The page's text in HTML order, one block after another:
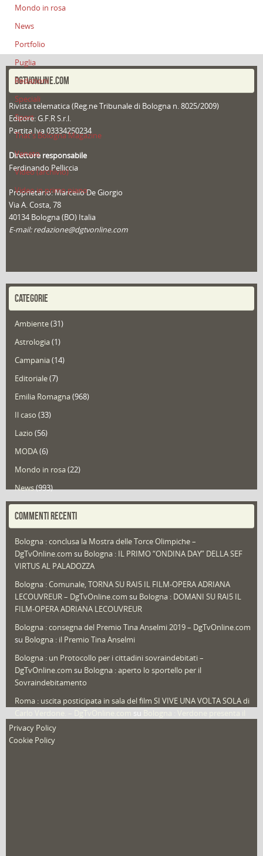
Mondo in rosa
News
Portfolio
Puglia
Redazioni
Speciali
Sport
That's Bologna Magazine
Veneto
Video (archivio)
Video in primo piano
DGTVONLINE.COM
Rivista telematica (Reg.ne Tribunale di Bologna n. 8025/2009)
Editore: G.F.R S.r.l.
Partita Iva 03334250234
Direttore responsabile
Ferdinando Pelliccia
Proprietario: Marcello De Giorgio
Via A. Costa, 78
40134 Bologna (BO) Italia
E-mail: redazione@dgtvonline.com
CATEGORIE
Ambiente(31)
Astrologia(1)
Campania(14)
Editoriale(7)
Emilia Romagna(968)
Il caso (33)
Lazio (56)
MODA(6)
Mondo in rosa(22)
News(993)
Portfolio(1)
Redazioni(1.049)
Speciali (22)
Sport
That's Bologna Magazine(25)
Video (archivio) (263)
COMMENTI RECENTI
Bologna : conclusa la Mostra delle Torce Olimpiche –
DgTvOnline.com su Bologna : IL PRIMO “ONDINA DAY” DELLA SEF
VIRTUS AL PALADOZZA
Bologna : Comunale, TORNA SU RAI5 IL FILM-OPERA ADRIANA
LECOUVREUR – DgTvOnline.com su Bologna : DOMANI SU RAI5 IL
FILM-OPERA ADRIANA LECOUVREUR
Bologna : consegna del Premio Tina Anselmi 2019 – DgTvOnline.com
su Bologna : il Premio Tina Anselmi
Bologna : un Protocollo per i cittadini sovraindebitati –
DgTvOnline.com su Bologna : aperto lo sportello per il
Sovraindebitamento
Roma : uscita posticipata in sala del film SI VIVE UNA VOLTA SOLA di
su
nuovo film
Privacy Policy
Cookie Policy